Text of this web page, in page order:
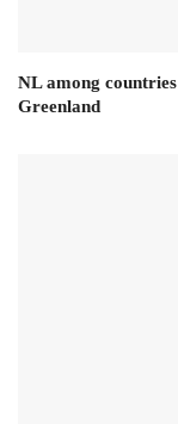
NL among
Greenland